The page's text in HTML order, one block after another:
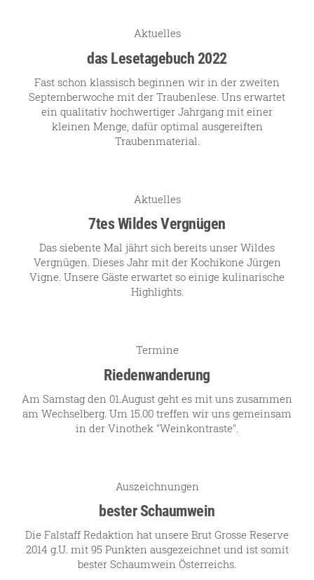
Aktuelles
das Lesetagebuch 2022
Fast schon klassisch beginnen wir in der zweiten
Septemberwoche mit der Traubenlese. Uns erwartet
ein qualitativ hochwertiger Jahrgang mit einer
kleinen Menge, dafür optimal ausgereiften
Traubenmaterial.
Aktuelles
7tes Wildes Vergnügen
Das siebente Mal jährt sich bereits unser Wildes
Vergnügen. Dieses Jahr mit der Kochikone Jürgen
Vigne. Unsere Gäste erwartet so einige kulinarische
Highlights.
Termine
Riedenwanderung
Am Samstag den 01.August geht es mit uns zusammen
am Wechselberg. Um 15.00 treffen wir uns gemeinsam
in der Vinothek "Weinkontraste".
Auszeichnungen
bester Schaumwein
Die Falstaff Redaktion hat unsere Brut Grosse Reserve
2014 g.U. mit 95 Punkten ausgezeichnet und ist somit
bester Schaumwein Österreichs.